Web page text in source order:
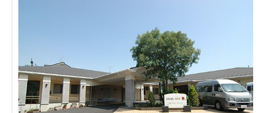
特定非営利活動法人アート応援隊
Mediclude 株式会社アジアメデカ元気事業団
株式会社フラワーコミュニティ放送